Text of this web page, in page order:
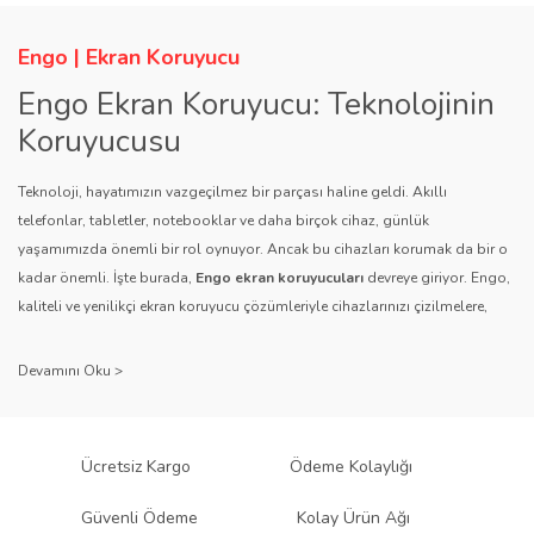
Ürün fiyatı diğer sitelerden daha pahalı.
Bu ürüne benzer farklı alternatifler olmalı.
Gönder
Engo | Ekran Koruyucu
Engo Ekran Koruyucu: Teknolojinin
Koruyucusu
Teknoloji, hayatımızın vazgeçilmez bir parçası haline geldi. Akıllı
telefonlar, tabletler, notebooklar ve daha birçok cihaz, günlük
yaşamımızda önemli bir rol oynuyor. Ancak bu cihazları korumak da bir o
kadar önemli. İşte burada, Engo ekran koruyucuları devreye giriyor. Engo,
kaliteli ve yenilikçi ekran koruyucu çözümleriyle cihazlarınızı çizilmelere,
sağlıyor.
Engo ekran koruyucuları
, uzun yıllara dayanan tecrübesi ve teknolojiye
ürününü titiz bir kalite kontrol sürecinden geçirir. Kullanıcı dostu tasarımı
Ücretsiz Kargo Ödeme Kolaylığı
Güvenli Ödeme Kolay Ürün Ağı